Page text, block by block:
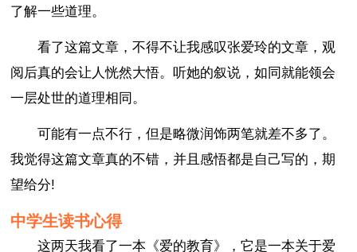
了解一些道理。
看了这篇文章，不得不让我感叹张爱玲的文章，观
阅后真的会让人恍然大悟。听她的叙说，如同就能领会
一层处世的道理相同。
可能有一点不行，但是略微润饰两笔就差不多了。
我觉得这篇文章真的不错，并且感悟都是自己写的，期
望给分!
中学生读书心得
这两天我看了一本《爱的教育》，它是一本关于爱